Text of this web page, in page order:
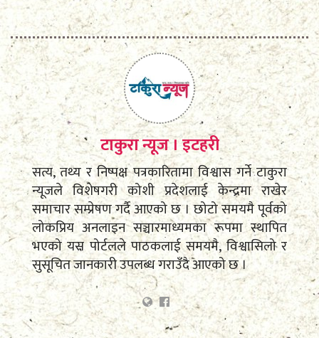
टाकुरा न्यूज । इटहरी
सत्य, तथ्य र निष्पक्ष पत्रकारितामा विश्वास गर्ने टाकुरा
न्यूजले विशेषगरी कोशी प्रदेशलाई केन्द्रमा राखेर
समाचार सम्प्रेषण गर्दै आएको छ । छोटो समयमै पूर्वको
लोकप्रिय अनलाइन सञ्चारमाध्यमका रूपमा स्थापित
भएको यस पोर्टलले पाठकलाई समयमै, विश्वासिलो र
सुसूचित जानकारी उपलब्ध गराउँदै आएको छ ।